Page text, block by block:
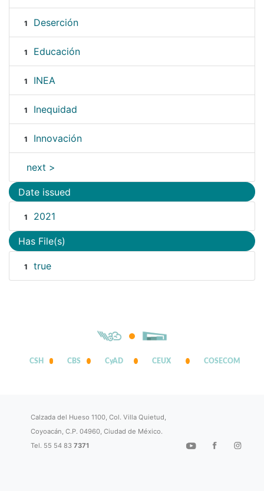
1 Deserción
1 Educación
1 INEA
1 Inequidad
1 Innovación
next >
Date issued
1 2021
Has File(s)
1 true
CSH CBS CyAD CEUX COSECOM
Calzada del Hueso 1100, Col. Villa Quietud,
Coyoacán, C.P. 04960, Ciudad de México.
Tel. 55 54 837371